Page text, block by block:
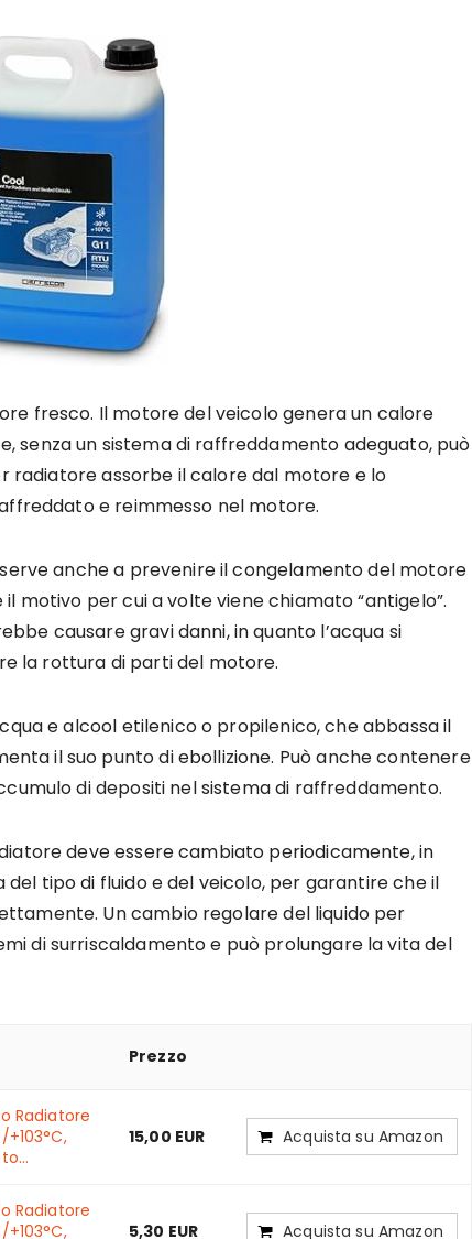
fresco. Il motore del veicolo genera un calore
senza un sistema di raffreddamento adeguato, può
radiatore assorbe il calore dal motore e lo
e reimmesso nel motore.
anche a prevenire il congelamento del motore
motivo per cui a volte viene chiamato “antigelo”.
causare gravi danni, in quanto l’acqua si
la rottura di parti del motore.
e alcool etilenico o propilenico, che abbassa il
il suo punto di ebollizione. Può anche contenere
di depositi nel sistema di raffreddamento.
deve essere cambiato periodicamente, in
del tipo di fluido e del veicolo, per garantire che il
Un cambio regolare del liquido per
di surriscaldamento e può prolungare la vita del
Prezzo
Radiatore
15,00 EUR Acquista su Amazon
Radiatore
5,30 EUR Acquista su Amazon